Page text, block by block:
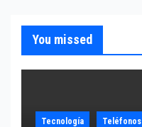
You missed
Tecnología Teléfonos